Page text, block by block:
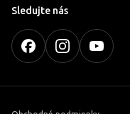
Sledujte nás